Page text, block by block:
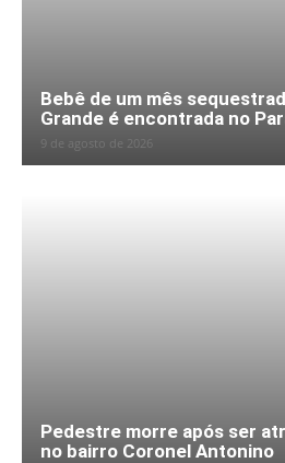
Bebê de um mês
Grande é encontrada no
9 de agosto de 2026
Pedestre morre após ser
no bairro Coronel Antonino